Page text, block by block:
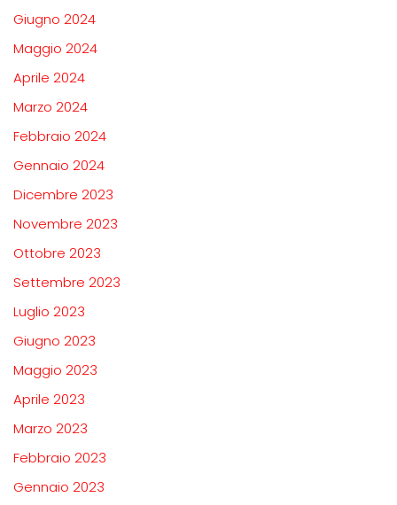
Giugno 2024
Maggio 2024
Aprile 2024
Marzo 2024
Febbraio 2024
Gennaio 2024
Dicembre 2023
Novembre 2023
Ottobre 2023
Settembre 2023
Luglio 2023
Giugno 2023
Maggio 2023
Aprile 2023
Marzo 2023
Febbraio 2023
Gennaio 2023